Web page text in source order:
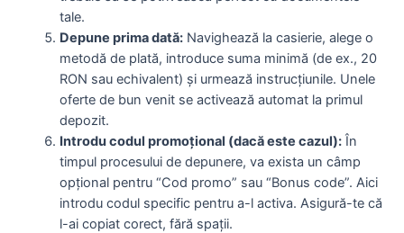
tale.
Depune prima dată: Navighează la casierie, alege o
metodă de plată, introduce suma minimă (de ex., 20
RON sau echivalent) și urmează instrucțiunile. Unele
oferte de bun venit se activează automat la primul
depozit.
Introdu codul promoțional (dacă este cazul): În
timpul procesului de depunere, va exista un câmp
opțional pentru “Cod promo” sau “Bonus code”. Aici
introdu codul specific pentru a-l activa. Asigură-te că
l-ai copiat corect, fără spații.